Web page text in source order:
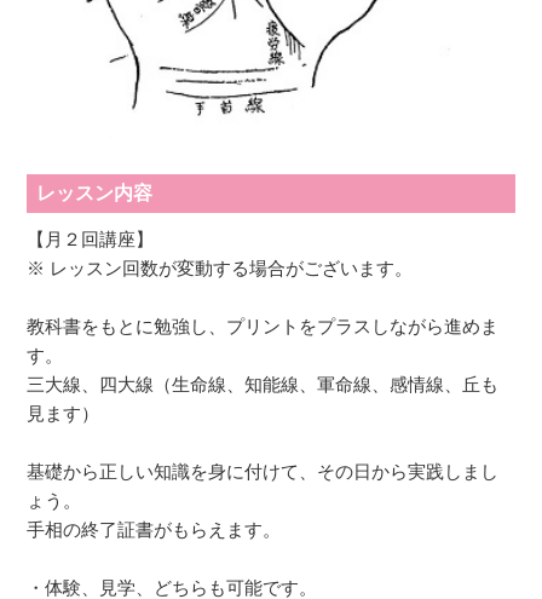
レッスン内容
【月２回講座】
※ レッスン回数が変動する場合がございます。
教科書をもとに勉強し、プリントをプラスしながら進めま
す。
三大線、四大線（生命線、知能線、軍命線、感情線、丘も
見ます）
基礎から正しい知識を身に付けて、その日から実践しまし
ょう。
手相の終了証書がもらえます。
・体験、見学、どちらも可能です。